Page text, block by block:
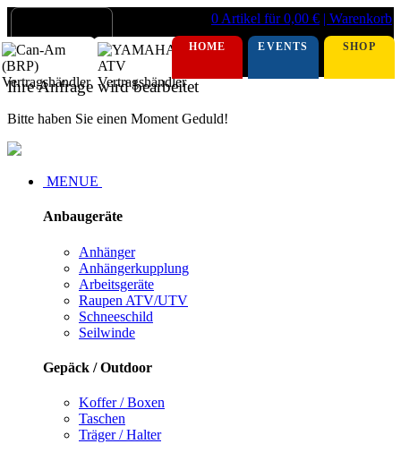
0 Artikel für 0,00 € | Warenkorb
HOME EVENTS SHOP
Ihre Anfrage wird bearbeitet
Bitte haben Sie einen Moment Geduld!
MENUE
Anbaugeräte
Anhänger
Anhängerkupplung
Arbeitsgeräte
Raupen ATV/UTV
Schneeschild
Seilwinde
Gepäck / Outdoor
Koffer / Boxen
Taschen
Träger / Halter